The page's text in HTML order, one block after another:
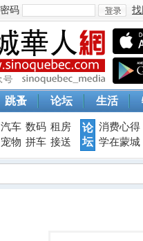
密码
登
跳蚤 论坛 生活
汽车 数码 租房
宠物 拼车 接送
论
坛
消费心得
学在蒙城